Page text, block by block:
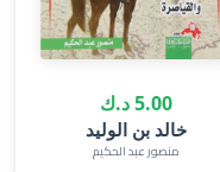
5.00 د.ك
خالد بن الوليد
منصور عبد الحكيم